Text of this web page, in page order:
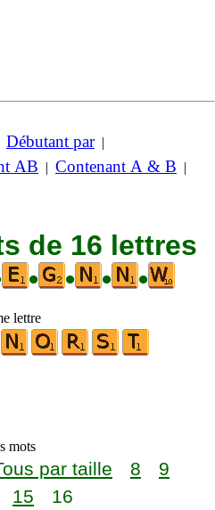
Débutant par|
AB | Contenant A & B |
de 16 lettres
• • • •
lettre
mots
par taille 8
9
15 16